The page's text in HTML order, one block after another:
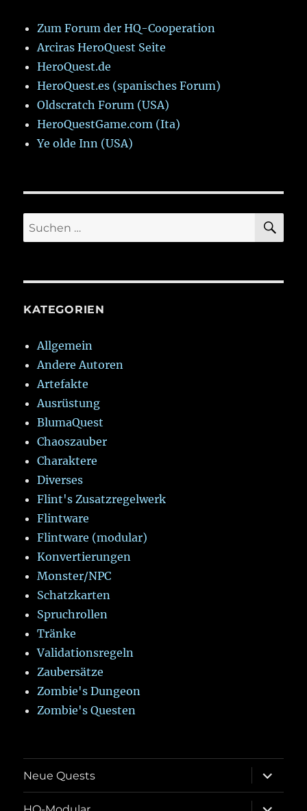
Zum Forum der HQ-Cooperation
Arciras HeroQuest Seite
HeroQuest.de
HeroQuest.es (spanisches Forum)
Oldscratch Forum (USA)
HeroQuestGame.com (Ita)
Ye olde Inn (USA)
Suchen
nach:
KATEGORIEN
Allgemein
Andere Autoren
Artefakte
Ausrüstung
BlumaQuest
Chaoszauber
Charaktere
Diverses
Flint's Zusatzregelwerk
Flintware
Flintware (modular)
Konvertierungen
Monster/NPC
Schatzkarten
Spruchrollen
Tränke
Validationsregeln
Zaubersätze
Zombie's Dungeon
Zombie's Questen
Neue Quests
öffnen